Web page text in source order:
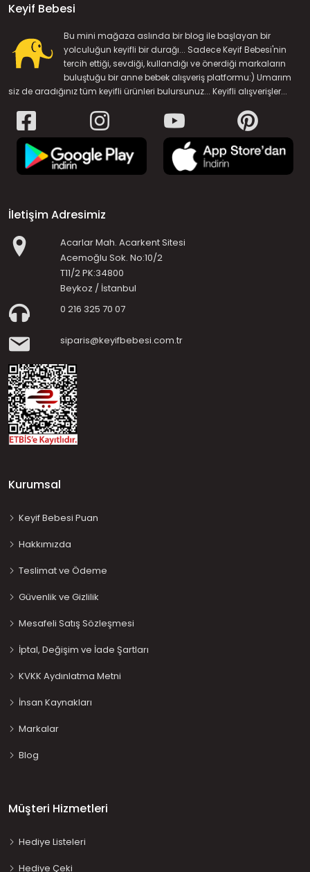
Keyif Bebesi
Bu mini mağaza aslında bir blog ile başlayan bir
yolculuğun keyifli bir durağı... Sadece Keyif Bebesi'nin
tercih ettiği, sevdiği, kullandığı ve önerdiği markaların
buluştuğu bir anne bebek alışveriş platformu:) Umarım
siz de aradığınız tüm keyifli ürünleri bulursunuz... Keyifli alışverişler...
İletişim Adresimiz
Acarlar Mah. Acarkent Sitesi
Acemoğlu Sok. No:10/2
T11/2 PK:34800
Beykoz / İstanbul
0 216 325 70 07
siparis@keyifbebesi.com.tr
Kurumsal
Keyif Bebesi Puan
Hakkımızda
Teslimat ve Ödeme
Güvenlik ve Gizlilik
Mesafeli Satış Sözleşmesi
İptal, Değişim ve İade Şartları
KVKK Aydınlatma Metni
İnsan Kaynakları
Markalar
Blog
Müşteri Hizmetleri
Hediye Listeleri
Hediye Çeki